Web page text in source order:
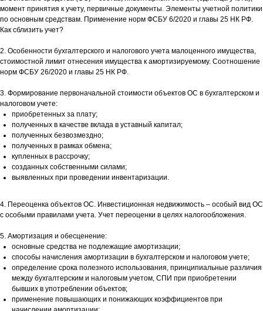
момент принятия к учету, первичные документы. Элементы учетной политики
по основным средствам. Применение норм ФСБУ 6/2020 и главы 25 НК РФ.
Как сблизить учет?
2. Особенности бухгалтерского и налогового учета малоценного имущества,
стоимостной лимит отнесения имущества к амортизируемому. Соотношение
норм ФСБУ 26/2020 и главы 25 НК РФ.
3. Формирование первоначальной стоимости объектов ОС в бухгалтерском и
налоговом учете:
приобретенных за плату;
полученных в качестве вклада в уставный капитал;
полученных безвозмездно;
полученных в рамках обмена;
купленных в рассрочку;
созданных собственными силами;
выявленных при проведении инвентаризации.
4. Переоценка объектов ОС. Инвестиционная недвижимость – особый вид ОС
с особыми правилами учета. Учет переоценки в целях налогообложения.
5. Амортизация и обесценение:
основные средства не подлежащие амортизации;
способы начисления амортизации в бухгалтерском и налоговом учете;
определение срока полезного использования, принципиальные различия
между бухгалтерским и налоговым учетом, СПИ при приобретении
бывших в употреблении объектов;
применение повышающих и понижающих коэффициентов при